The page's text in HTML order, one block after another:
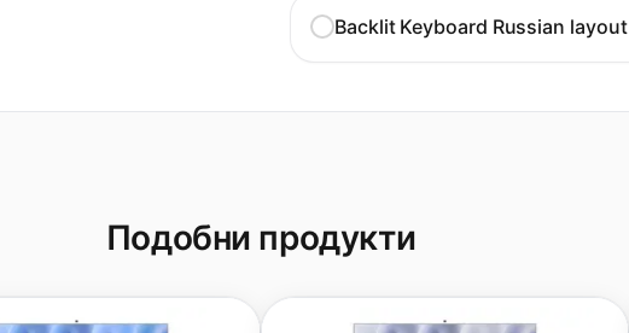
Backlit Keyboard Russian layout
Подобни продукти